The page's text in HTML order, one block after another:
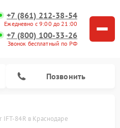
+7 (861) 212-38-54
Ежедневно с 9:00 до 21:00
+7 (800) 100-33-26
Звонок бесплатный по РФ
Позвонить
IFT-84R в Краснодаре